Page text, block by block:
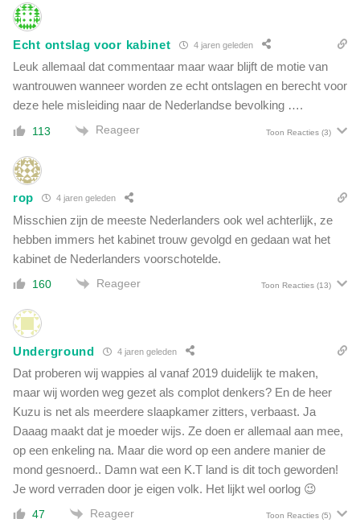
s
h
r
d
e
W
a
g
e
l
k
!
'
r
f
e
n
o
o
n
a
v
c
i
n
s
Echt ontslag voor kabinet 4 jaren geleden
Leuk allemaal dat commentaar maar waar blijft de motie van
wantrouwen wanneer worden ze echt ontslagen en berecht voor
deze hele misleiding naar de Nederlandse bevolking ….
113 Reageer Toon Reacties (3)
rop 4 jaren geleden
Misschien zijn de meeste Nederlanders ook wel achterlijk, ze
hebben immers het kabinet trouw gevolgd en gedaan wat het
kabinet de Nederlanders voorschotelde.
160 Reageer Toon Reacties (13)
Underground 4 jaren geleden
Dat proberen wij wappies al vanaf 2019 duidelijk te maken,
maar wij worden weg gezet als complot denkers? En de heer
Kuzu is net als meerdere slaapkamer zitters, verbaast. Ja
Daaag maakt dat je moeder wijs. Ze doen er allemaal aan mee,
op een enkeling na. Maar die word op een andere manier de
mond gesnoerd.. Damn wat een K.T land is dit toch geworden!
Je word verraden door je eigen volk. Het lijkt wel oorlog 😉
47 Reageer Toon Reacties (5)